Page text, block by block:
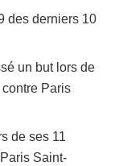
des derniers 10
un but lors de
Paris
de ses 11
Saint-